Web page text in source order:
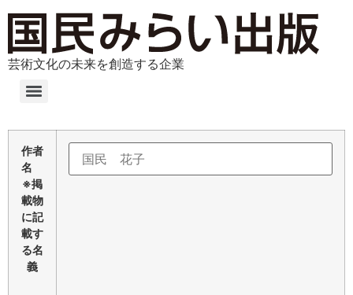
芸術文化の未来を創造する企業
作者
名
※掲
載物
に記
載す
る名
義